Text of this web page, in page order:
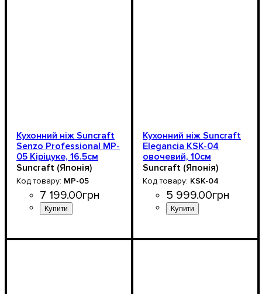
Кухонний ніж Suncraft
Senzo Professional MP-
05 Кіріцуке, 16.5см
Suncraft (Японія)
MP-05
7 199.00грн
Кухонний ніж Suncraft
Elegancia KSK-04
овочевий, 10см
Suncraft (Японія)
KSK-04
5 999.00грн